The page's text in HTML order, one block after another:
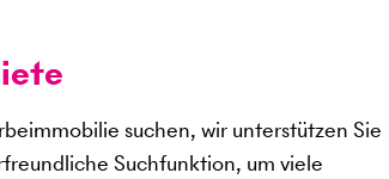
suchen, wir unterstützen Sie
Suchfunktion, um viele